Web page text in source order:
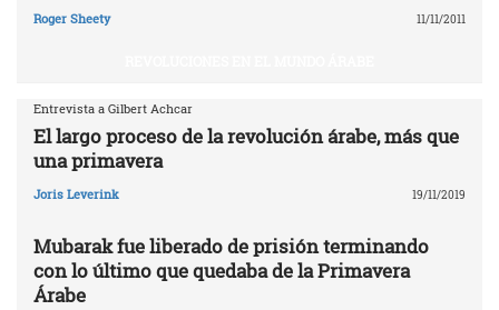
Roger Sheety 11/11/2011
Entrevista a Gilbert Achcar
El largo proceso de la revolución árabe, más que
una primavera
Joris Leverink 19/11/2019
Mubarak fue liberado de prisión terminando
con lo último que quedaba de la Primavera
Árabe